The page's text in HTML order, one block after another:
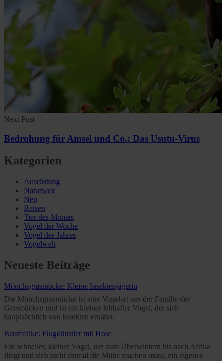
Next Post
Bedrohung für Amsel und Co.: Das Usutu-Virus
Kategorien
Ausrüstung
Naturwelt
Neu
Reisen
Tier des Monats
Vogel der Woche
Vogel des Jahres
Vogelwelt
Neueste Beiträge
Mönchsgrasmücke: Kleine Insektenjägerin
Die Mönchsgrasmücke ist eine Vogelart aus der Familie der
Grasmücken und ist ein kleiner lebhafter Vogel, der sich
hauptsächlich von Insekten ernährt.
Baumfalke: Flugkünstler mit Hose
Ein schneller, kleiner Vogel, der zum Überwintern bis nach Afrika
fliegt und sich nicht einmal die Mühe machen muss, ein eigenes